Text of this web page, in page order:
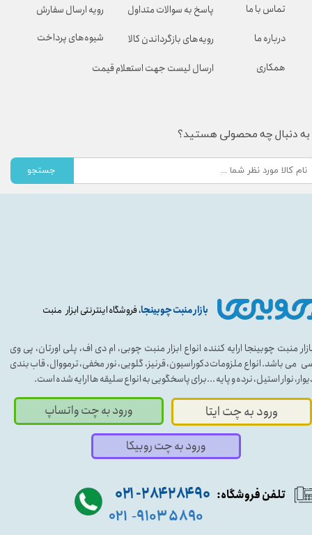
بازار منبت چوبینجا، فروشگاه اینترنتی ابزار منبت
منبت چوبینجا ارایه کننده انواع ابزار منبت چوبی، ام دی اف، پلی اورتان، پی وی
می باشد. انواع ملزومات دکوراسیون، قرنیز، گلویی، نور مخفی، ترمووال، قاب بندی
نوار استیل، نرده و پایه ...برای پاسخگویی به انواع سلیقه ها ارایه شده است.
ورود به چت ایتا ورود به چت واتساپ
تلفن فروشگاه: ۹۰ ۲۸۴ ۲۸۴- ۰۲۱
۵۸۹۰ ۹۱۰۳ -۰۲۱
ورود به چت روبیکا
رویه ارسال سفارش
شیوه‌های پرداخت
پاسخ به سوالات متداول
رویه‌های بازگرداندن کالا
ارسال لیست جهت استعلام قیمت
تماس با ما
درباره ما
همکاری
به دنبال چه محصولی هستید؟
جستجو